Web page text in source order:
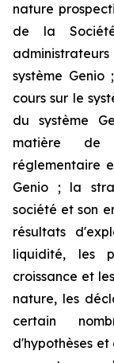
nature
de la
système
cours sur le
du système
matière de
réglementaire
Genio ; la
société et son
résultats
liquidité, les
croissance et
nature, les
certain
d'hypothèses